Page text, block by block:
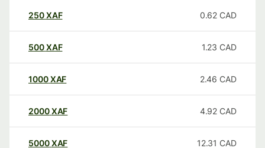
250XAF 0.62 CAD
500XAF 1.23 CAD
1000XAF 2.46 CAD
2000XAF 4.92 CAD
5000XAF 12.31 CAD